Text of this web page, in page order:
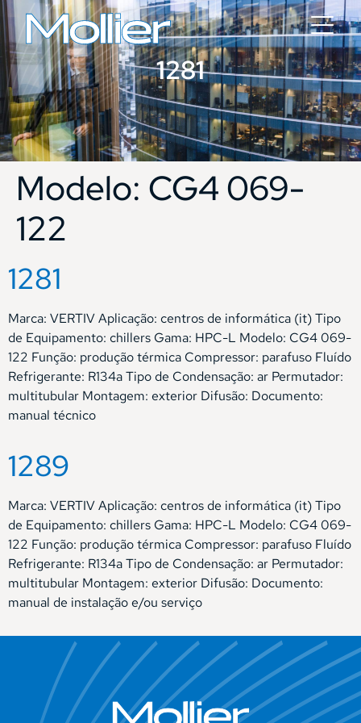
1281
Modelo: CG4 069-
122
1281
Marca: VERTIV Aplicação: centros de informática (it) Tipo
de Equipamento: chillers Gama: HPC-L Modelo: CG4 069-
122 Função: produção térmica Compressor: parafuso Fluído
Refrigerante: R134a Tipo de Condensação: ar Permutador:
multitubular Montagem: exterior Difusão: Documento:
manual técnico
1289
Marca: VERTIV Aplicação: centros de informática (it) Tipo
de Equipamento: chillers Gama: HPC-L Modelo: CG4 069-
122 Função: produção térmica Compressor: parafuso Fluído
Refrigerante: R134a Tipo de Condensação: ar Permutador:
multitubular Montagem: exterior Difusão: Documento:
manual de instalação e/ou serviço